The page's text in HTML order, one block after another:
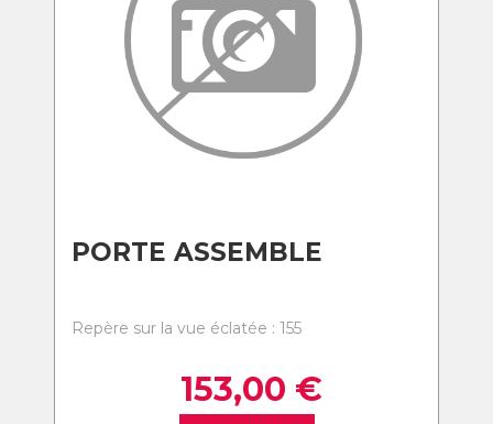
PORTE ASSEMBLE
Repère sur la vue éclatée : 155
153,00 €